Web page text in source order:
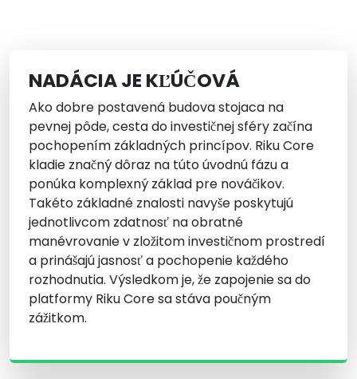
NADÁCIA JE KĽÚČOVÁ
Ako dobre postavená budova stojaca na
pevnej pôde, cesta do investičnej sféry začína
pochopením základných princípov. Riku Core
kladie značný dôraz na túto úvodnú fázu a
ponúka komplexný základ pre nováčikov.
Takéto základné znalosti navyše poskytujú
jednotlivcom zdatnosť na obratné
manévrovanie v zložitom investičnom prostredí
a prinášajú jasnosť a pochopenie každého
rozhodnutia. Výsledkom je, že zapojenie sa do
platformy Riku Core sa stáva poučným
zážitkom.